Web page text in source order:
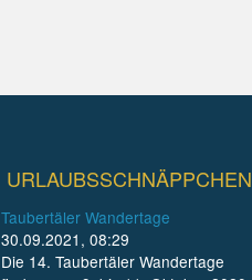
URLAUBSSCHNÄPPCHEN
Taubertäler Wandertage
30.09.2021, 08:29
Die 14. Taubertäler Wandertage